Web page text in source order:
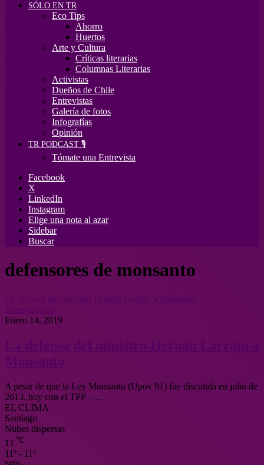
SÓLO EN TR
Eco Tips
Ahorro
Huertos
Arte y Cultura
Críticas literarias
Columnas Literarias
Activistas
Dueños de Chile
Entrevistas
Galería de fotos
Infografías
Opinión
TR PODCAST 🎙️
Tómate una Entrevista
Facebook
X
LinkedIn
Instagram
Elige una nota al azar
Sidebar
Buscar
defensores de monsanto
Enero 14, 2019
A pesar de que la Ley Monsanto (Upov 91) fue discutida en julio de
2013, hoy con el TPP –…
EL CLIMA
Santiago
Nubes dispersas
11 ℃
11º - 11º